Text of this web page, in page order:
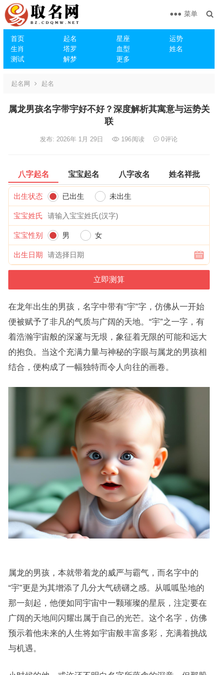
首页 起名 星座
运势
生肖
塔罗 血型
姓名
测试
解梦 更多
菜单
起名网 起名
属龙男孩名字带宇好不好？深度解析其寓意与运势关
联
发布: 2026年 1月 29日 196阅读 0评论
八字起名 宝宝起名 八字改名 姓名祥批
出生状态 已出生 未出生
宝宝姓氏
宝宝性别 男 女
出生日期
在龙年出生的男孩，名字中带有“宇”字，仿佛从一开始
便被赋予了非凡的气质与广阔的天地。“宇”之一字，有
着浩瀚宇宙般的深邃与无垠，象征着无限的可能和远大
的抱负。当这个充满力量与神秘的字眼与属龙的男孩相
结合，便构成了一幅独特而令人向往的画卷。
属龙的男孩，本就带着龙的威严与霸气，而名字中的
“宇”更是为其增添了几分大气磅礴之感。从呱呱坠地的
那一刻起，他便如同宇宙中一颗璀璨的星辰，注定要在
广阔的天地间闪耀出属于自己的光芒。这个名字，仿佛
预示着他未来的人生将如宇宙般丰富多彩，充满着挑战
与机遇。